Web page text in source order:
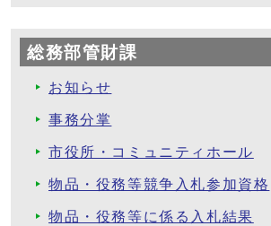
総務部管財課
お知らせ
事務分掌
市役所・コミュニティホール
物品・役務等競争入札参加資格
物品・役務等に係る入札結果